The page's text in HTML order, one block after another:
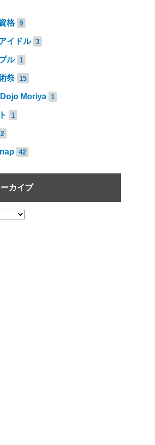
格 9
イドル 3
ル 1
祭 15
Moriya 1
1
2
42
カイブ